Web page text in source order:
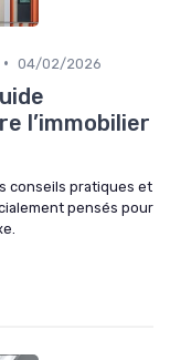
• 04/02/2026
l’immobilier
conseils pratiques et
pensés pour